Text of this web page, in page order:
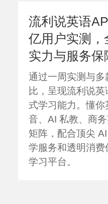
流利说英语
亿用户实测，
实力与服务保
通过一周实测与
比，呈现流利说
式学习能力。懂
音、AI 私教、商
矩阵，配合顶尖
学服务和透明消
学习平台。